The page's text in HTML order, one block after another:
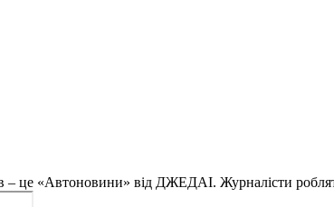
– це «Автоновини» від ДЖЕДАІ. Журналісти